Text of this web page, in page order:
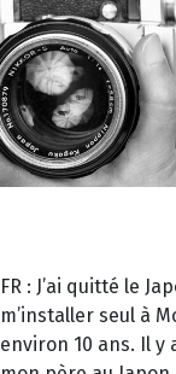
FR : J’ai quitté le
m’installer seul à
environ 10 ans. Il y